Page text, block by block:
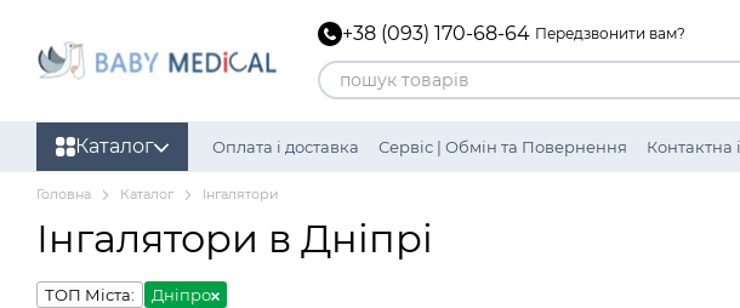
+38 (093) 170-68-64 Передзвонити вам?
Каталог Оплата і доставка Сервіс | Обмін та Повернення Контактна
Головна Каталог Інгалятори
Інгалятори в Дніпрі
ТОП Міста:
Дніпро